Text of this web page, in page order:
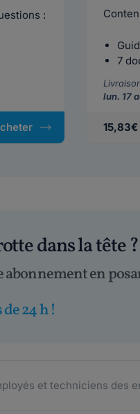
:
7
lun. 17
15,83€
dans la tête?
en
24 h !
et techniciens des